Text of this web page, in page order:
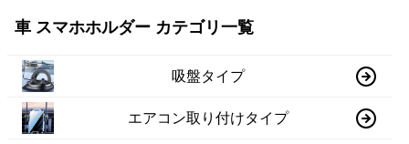
車 スマホホルダー カテゴリ一覧
吸盤タイプ
エアコン取り付けタイプ